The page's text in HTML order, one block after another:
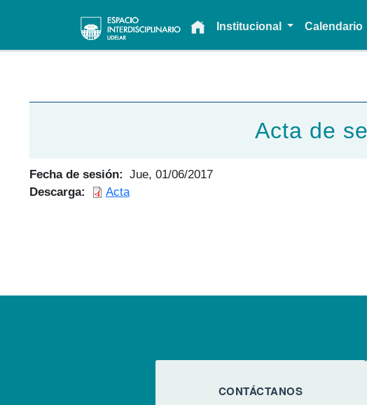
Main navigationInstitucional Calendario
Acta de
Fecha de sesión
Jue, 01/06/2017
Descarga
Acta
CONTÁCTANOS